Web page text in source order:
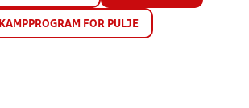
KAMPPROGRAM FOR PULJE